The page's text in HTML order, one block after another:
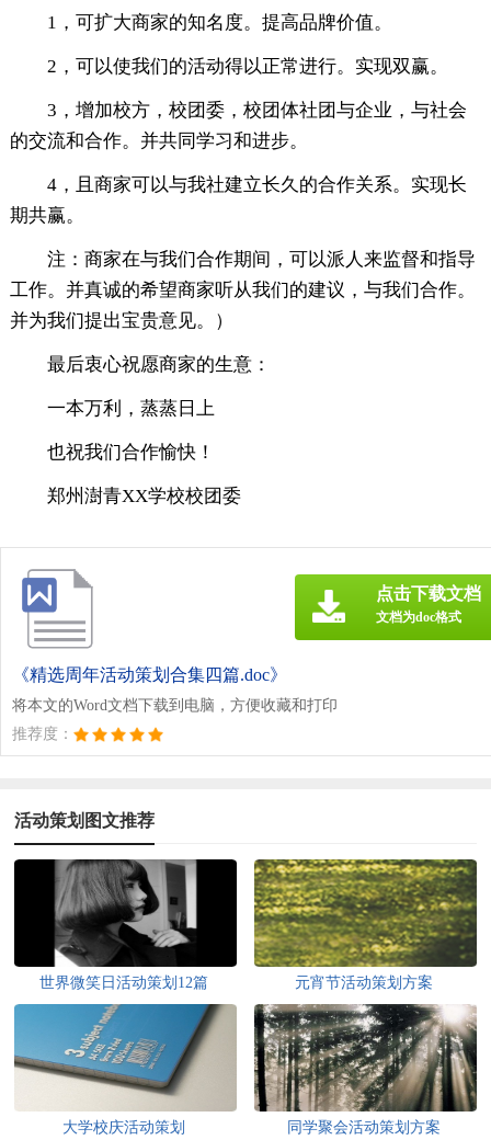
1，可扩大商家的知名度。提高品牌价值。
2，可以使我们的活动得以正常进行。实现双赢。
3，增加校方，校团委，校团体社团与企业，与社会
的交流和合作。并共同学习和进步。
4，且商家可以与我社建立长久的合作关系。实现长
期共赢。
注：商家在与我们合作期间，可以派人来监督和指导
工作。并真诚的希望商家听从我们的建议，与我们合作。
并为我们提出宝贵意见。）
最后衷心祝愿商家的生意：
一本万利，蒸蒸日上
也祝我们合作愉快！
郑州澍青XX学校校团委
《精选周年活动策划合集四篇.doc》
将本文的Word文档下载到电脑，方便收藏和打印
推荐度：
点击下载文档
文档为doc格式
活动策划图文推荐
世界微笑日活动策划12篇 元宵节活动策划方案
大学校庆活动策划 同学聚会活动策划方案